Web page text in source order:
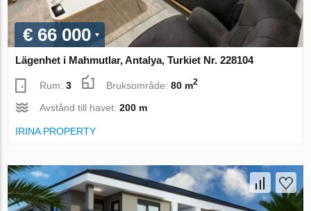
€ 66 000
Lägenhet i Mahmutlar, Antalya, Turkiet Nr. 228104
Rum:3 Bruksområde:80 m2
Avstånd till havet:200 m
IRINA PROPERTY